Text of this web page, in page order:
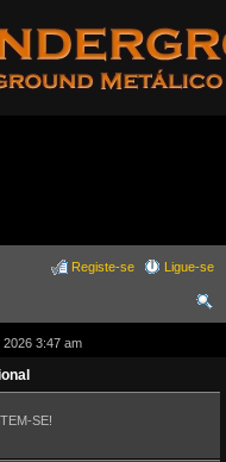
Ligue-se
Registe-se
3:47 am
SE!